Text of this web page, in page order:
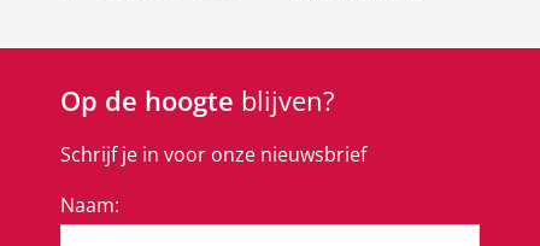
Op de hoogte blijven?
Schrijf je in voor onze nieuwsbrief
Naam: